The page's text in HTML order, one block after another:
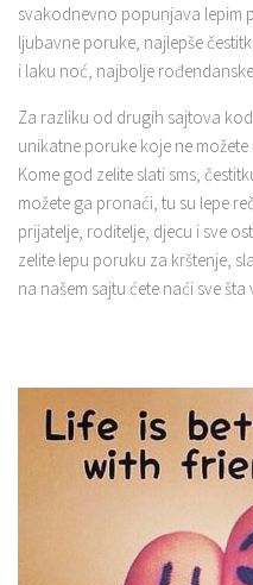
svakodnevno popunjava lepim
ljubavne poruke, najlepše
i laku noć, najbolje
Za razliku od drugih sajtova
unikatne poruke koje ne
Kome god zelite slati sms,
možete ga pronaći, tu su lepe
prijatelje, roditelje, djecu i sve
zelite lepu poruku za krštenje,
na našem sajtu ćete naći sve šta